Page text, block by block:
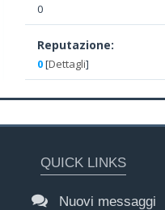
0
Reputazione:
0[Dettagli]
QUICK LINKS
Nuovi messaggi